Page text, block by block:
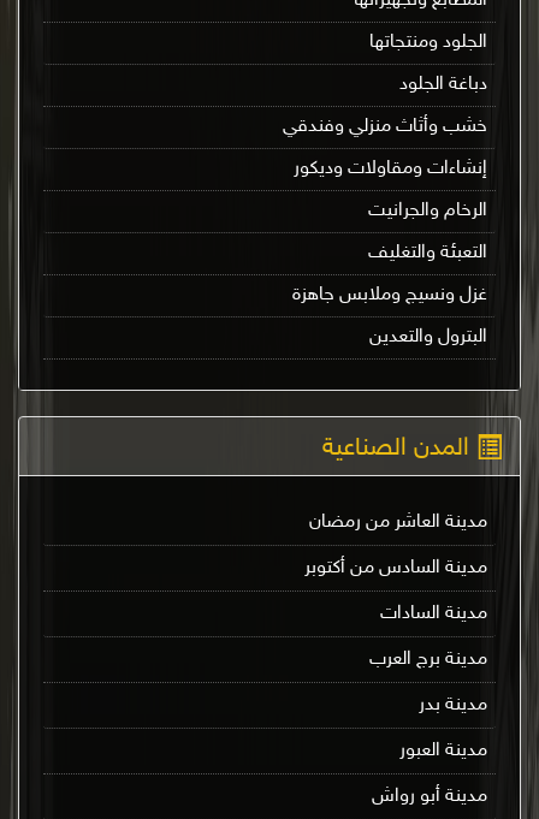
الجلود ومنتجاتها
دباغة الجلود
خشب وأثاث منزلي وفندقي
إنشاءات ومقاولات وديكور
الرخام والجرانيت
التعبئة والتغليف
غزل ونسيج وملابس جاهزة
البترول والتعدين
المدن الصناعية
مدينة العاشر من رمضان
مدينة السادس من أكتوبر
مدينة السادات
مدينة برج العرب
مدينة بدر
مدينة العبور
مدينة أبو رواش